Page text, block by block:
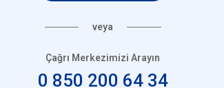
veya
Çağrı Merkezimizi Arayın
0 850 200 64 34